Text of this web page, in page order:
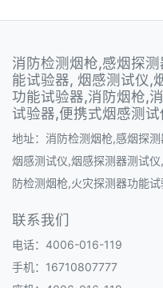
消防检测烟枪,感烟探
能试验器, 烟感测试仪,
功能试验器,消防烟枪,
试验器,便携式烟感测试
地址：消防检测烟枪,感烟探
烟感测试仪,烟感探测器测试
防检测烟枪,火灾探测器功能
联系我们
电话：4006-016-119
手机：16710807777